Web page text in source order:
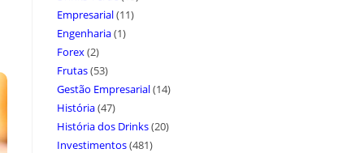
Empresarial(11)
Engenharia(1)
Forex(2)
Frutas(53)
Gestão Empresarial(14)
História(47)
História dos Drinks(20)
Investimentos(481)